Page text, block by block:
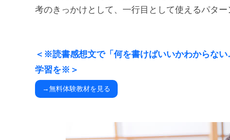
考のきっかけとして、一行目として使えるパター
＜※読書感想文で「何を書けばいいかわからな
学習を※＞
→無料体験教材を見る